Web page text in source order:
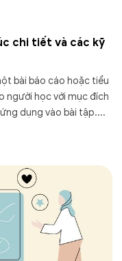
chi tiết và các kỹ
bài báo cáo hoặc tiểu
người học với mục đích
dụng vào bài tập....